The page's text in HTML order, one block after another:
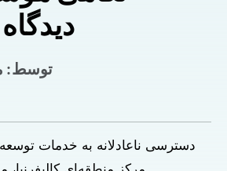
توسط:
دسترسی ناعادلانه به خدمات